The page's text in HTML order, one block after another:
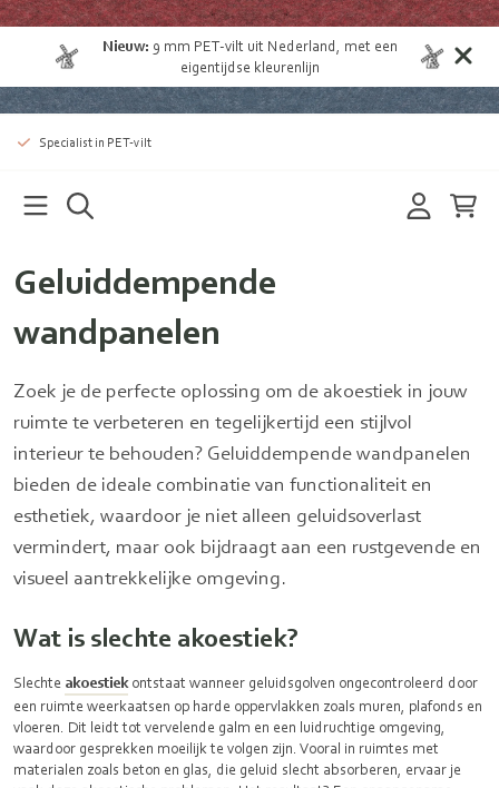
Nieuw: 9 mm PET-vilt uit Nederland , met een
eigentijdse kleurenlijn
Specialist in PET-vilt
Geluiddempende
wandpanelen
Zoek je de perfecte oplossing om de akoestiek in jouw
ruimte te verbeteren en tegelijkertijd een stijlvol
interieur te behouden? Geluiddempende wandpanelen
bieden de ideale combinatie van functionaliteit en
esthetiek, waardoor je niet alleen geluidsoverlast
vermindert, maar ook bijdraagt aan een rustgevende en
visueel aantrekkelijke omgeving.
Wat is slechte akoestiek?
Slechte akoestiekontstaat wanneer geluidsgolven ongecontroleerd door
een ruimte weerkaatsen op harde oppervlakken zoals muren, plafonds en
vloeren. Dit leidt tot vervelende galm en een luidruchtige omgeving,
waardoor gesprekken moeilijk te volgen zijn. Vooral in ruimtes met
materialen zoals beton en glas, die geluid slecht absorberen, ervaar je